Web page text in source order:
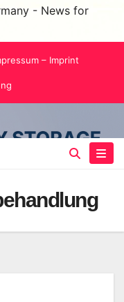
- News for
– Imprint